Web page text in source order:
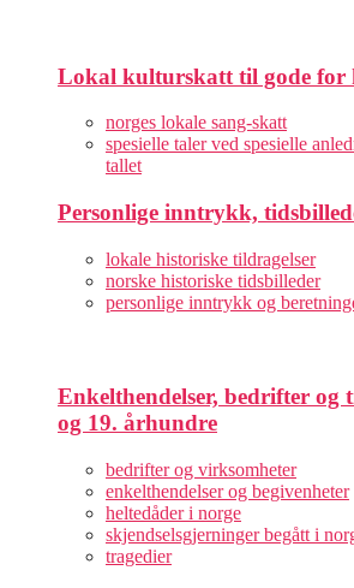
Lokal kulturskatt til gode for
norges lokale sang-skatt
spesielle taler ved spesielle
tallet
Personlige inntrykk,
lokale historiske tildragelser
norske historiske tidsbilleder
personlige inntrykk og
Enkelthendelser, bedrifter og
og 19. århundre
bedrifter og virksomheter
enkelthendelser og begivenheter
heltedåder i norge
skjendselsgjerninger begått i
tragedier